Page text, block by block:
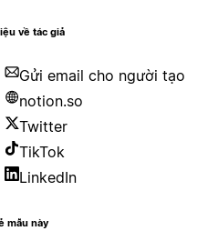
về tác giả
Gửi email cho người tạo
notion.so
Twitter
TikTok
LinkedIn
mẫu này